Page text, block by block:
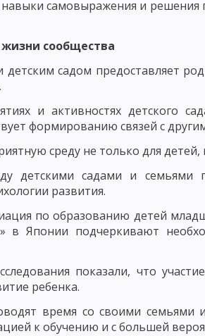
ОСНОВНЫЕ ТЕНДЕНЦИИ НАЦИОНАЛЬНОЙ
ОСНОВНЫЕ КРИТЕРИИ УЧЕБНОГО
УЧЕБНОГО ПРОЦЕССА
И НАВЫКОВ КАК СОСТАВЛЯЮЩАЯ
УЧЕБНОГО ПРОЦЕССА
ДИДАКТИЧЕСКИЕ
ПРОГРАММИРОВАНИЕ
ПОЭТАПНОГО ФОРМИРОВАНИЯ УМСТВЕННЫХ
ОБУЧЕНИЕ ТЕХНОЛОГИЯ
УЧЕБНОГО ПРОЦЕССА И ИХ
самовыражения и решения
сообщества
садом предоставляет
и активностях детского
формированию связей с
среду не только для детей,
детскими садами и семьями
развития.
по образованию детей
в Японии подчеркивают
показали, что
ребенка.
время со своими
к обучению и с большей